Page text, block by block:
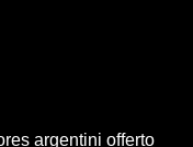
argentini offerto